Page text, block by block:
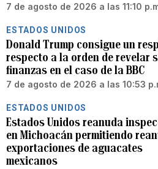
7 de agosto de 2026 a las 11:10
ESTADOS UNIDOS
Donald Trump consigue un
respecto a la orden de revelar
finanzas en el caso de la BBC
7 de agosto de 2026 a las 10:53
ESTADOS UNIDOS
Estados Unidos reanuda
en Michoacán permitiendo
exportaciones de aguacates
mexicanos